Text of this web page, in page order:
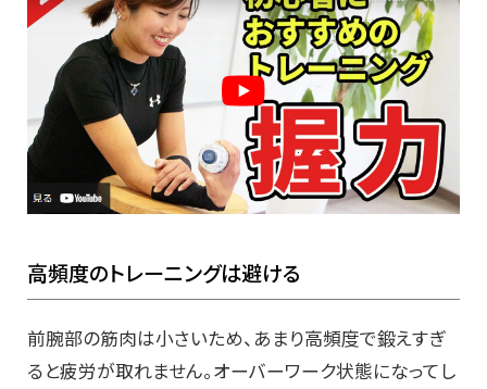
高頻度のトレーニングは避ける
前腕部の筋肉は小さいため、あまり高頻度で鍛えすぎ
ると疲労が取れません。オーバーワーク状態になってし